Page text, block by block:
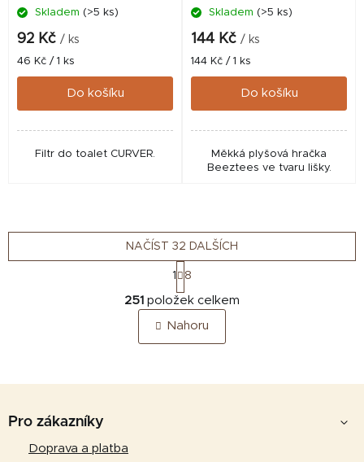
Skladem (>5 ks)
92 Kč / ks
Měrná
cena:
46 Kč / 1 ks
Do košíku
Filtr do toalet CURVER.
Skladem (>5 ks)
144 Kč / ks
Měrná
cena:
144 Kč / 1 ks
Do košíku
Měkká plyšová hračka
Beeztees ve tvaru lišky.
O
v
l
á
a
NAČÍST 32 DALŠÍCH
S
t
r
á
n
k
1 8
251 položek celkem
Nahoru
Pro zákazníky
Doprava a platba